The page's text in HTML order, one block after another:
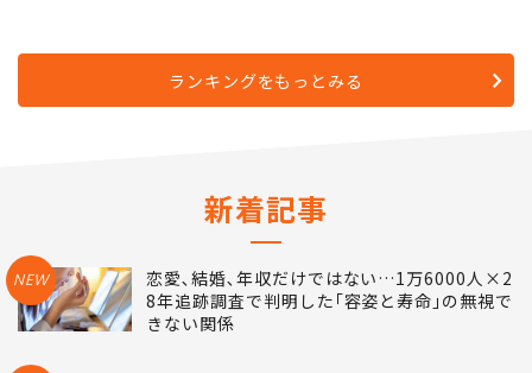
ランキングをもっとみる
新着記事
NEW
恋愛､結婚､年収だけではない…1万6000人×2
8年追跡調査で判明した｢容姿と寿命｣の無視で
きない関係